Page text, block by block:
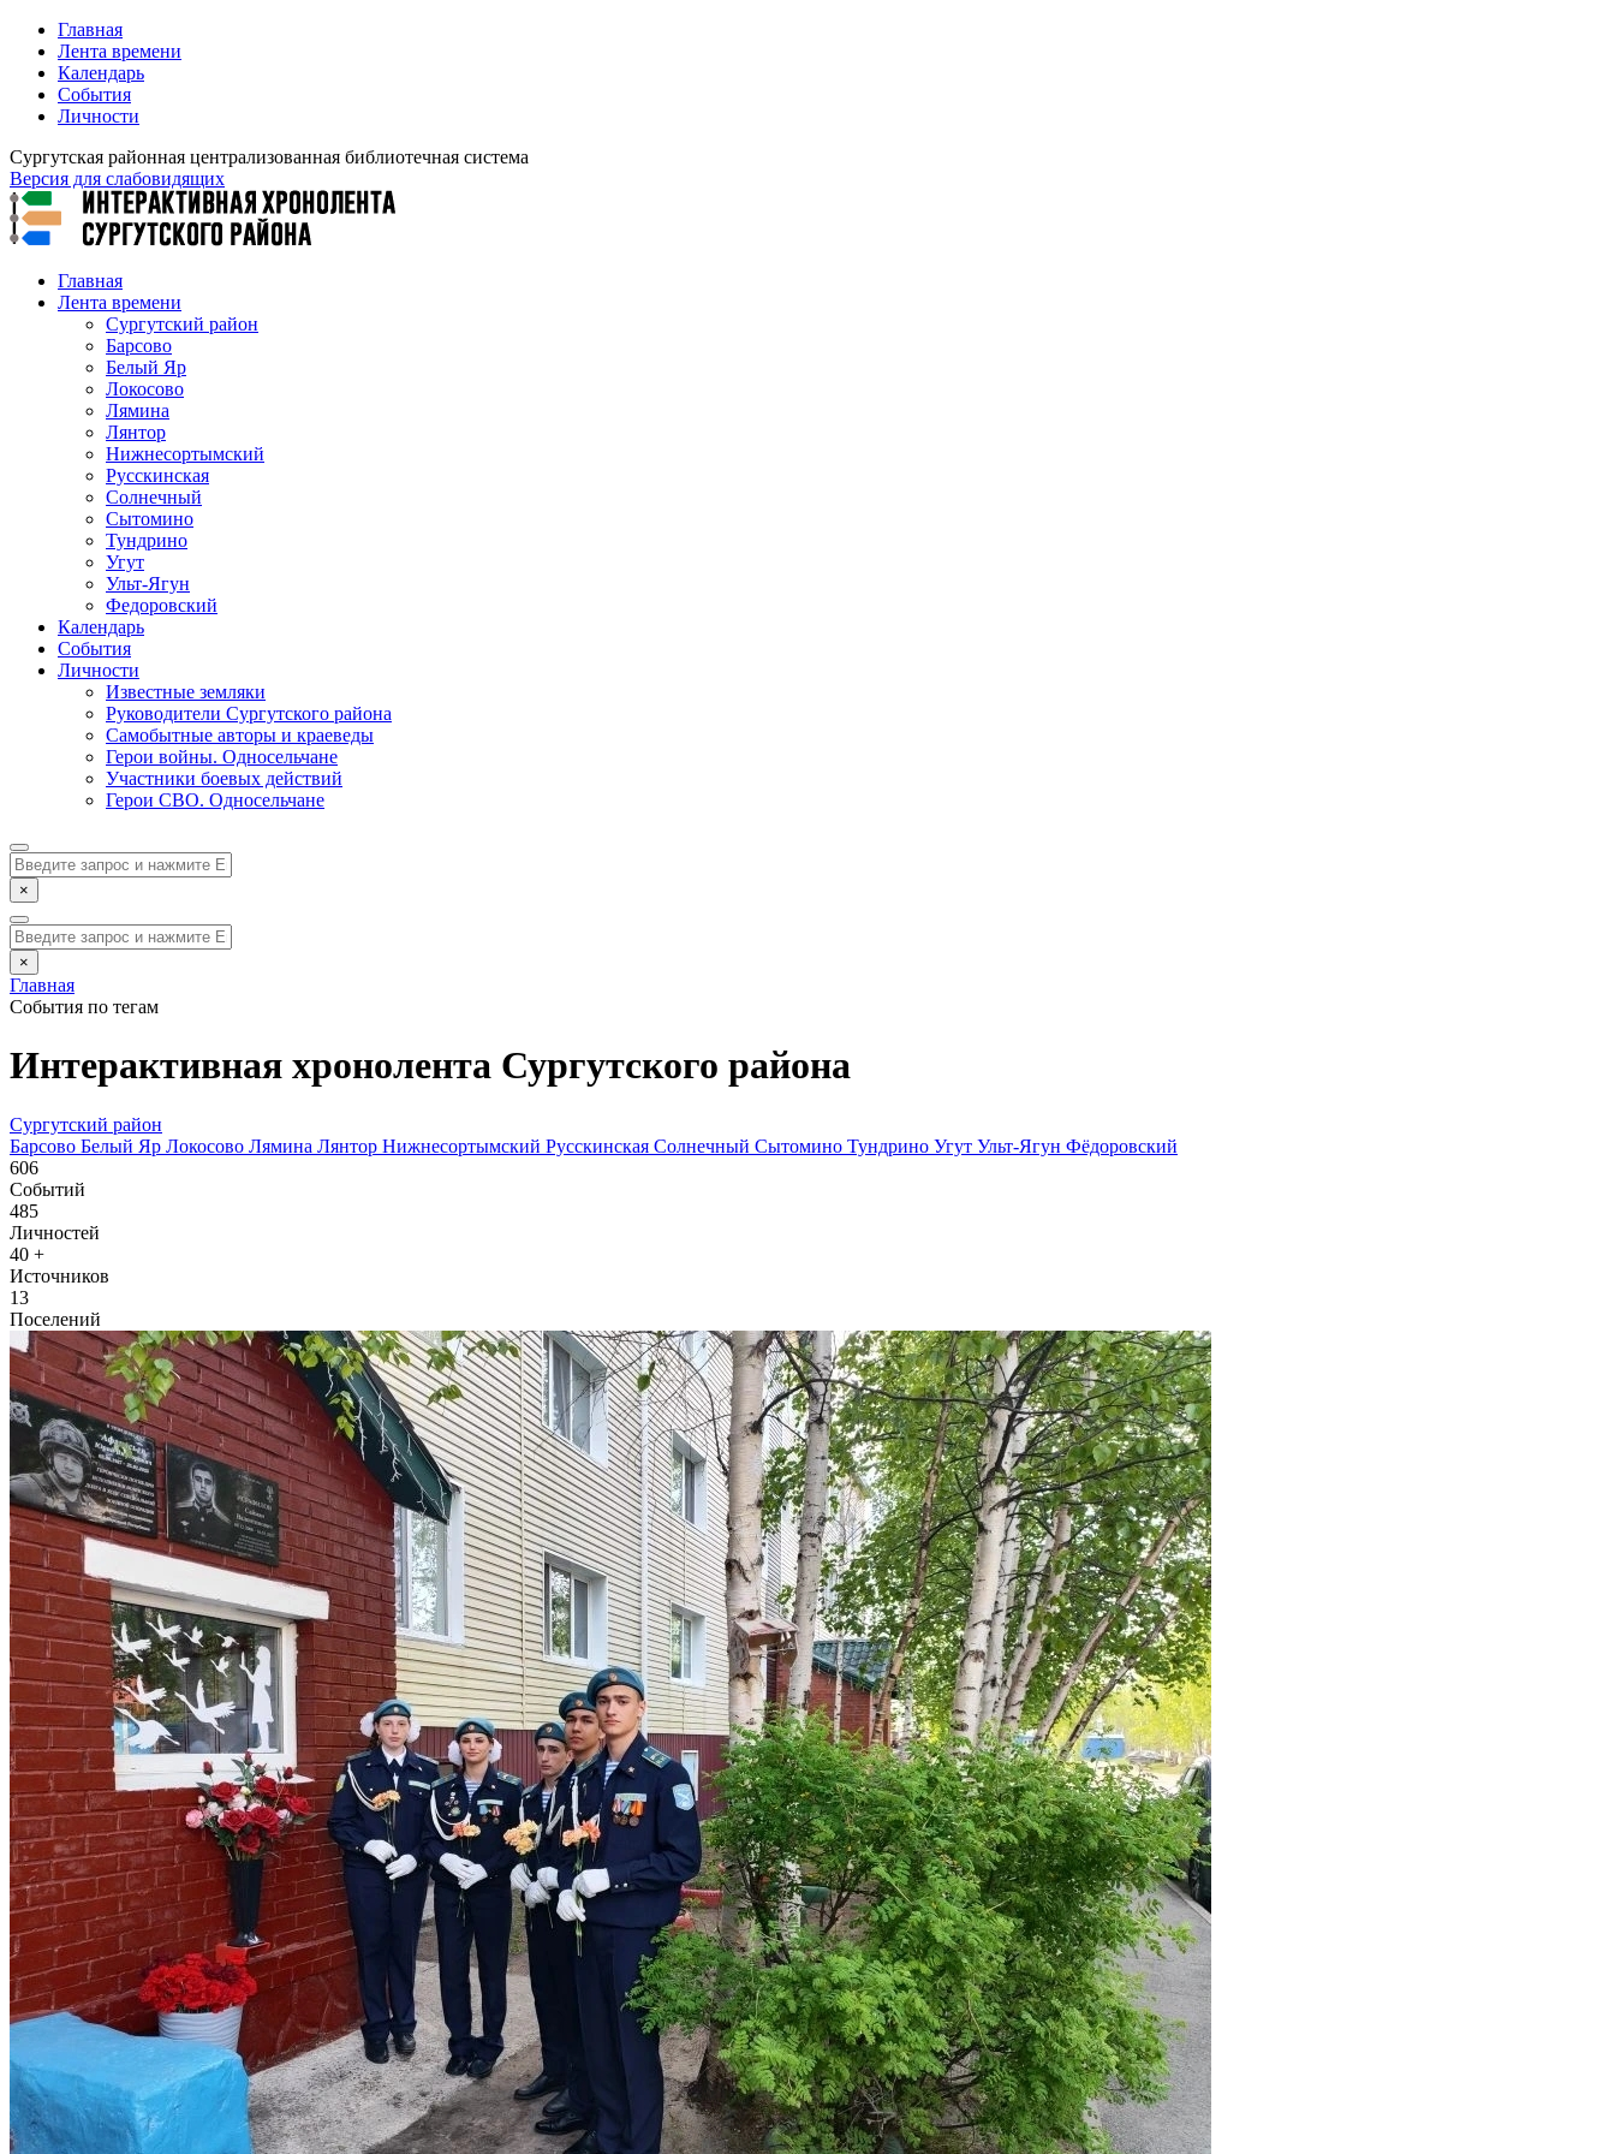
Главная
Лента времени
Календарь
События
Личности
Сургутская районная централизованная библиотечная система
Версия для слабовидящих
Главная
Лента времени
Сургутский район
Барсово
Белый Яр
Локосово
Лямина
Лянтор
Нижнесортымский
Русскинская
Солнечный
Сытомино
Тундрино
Угут
Ульт-Ягун
Федоровский
Календарь
События
Личности
Известные земляки
Руководители Сургутского района
Самобытные авторы и краеведы
Герои войны. Односельчане
Участники боевых действий
Герои СВО. Односельчане
×
×
Главная
События по тегам
Интерактивная хронолента Сургутского района
Сургутский район
Барсово Белый Яр Локосово Лямина Лянтор Нижнесортымский Русскинская Солнечный Сытомино Тундрино Угут Ульт-Ягун Фёдоровский
606
Событий
485
Личностей
40 +
Источников
13
Поселений